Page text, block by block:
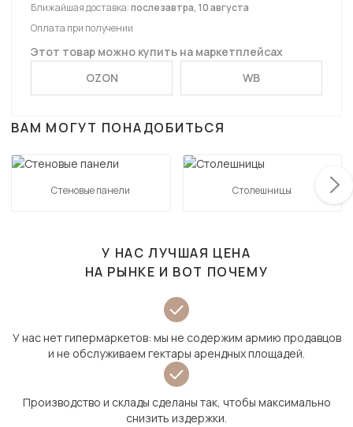
Ближайшая доставка:послезавтра, 10 августа
Оплата при получении
Этот товар можно купить на маркетплейсах
OZON
WB
ВАМ МОГУТ ПОНАДОБИТЬСЯ
Стеновые панели Столешницы
У НАС ЛУЧШАЯ ЦЕНА
НА РЫНКЕ И ВОТ ПОЧЕМУ
У нас нет гипермаркетов: мы не содержим армию продавцов
и не обслуживаем гектары арендных площадей.
Производство и склады сделаны так, чтобы максимально
снизить издержки.